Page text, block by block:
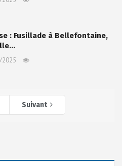
: Fusillade à Bellefontaine,
Suivant